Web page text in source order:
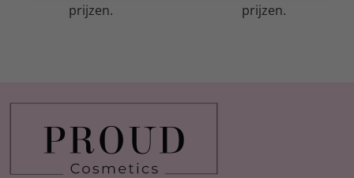
prijzen.
prijzen.